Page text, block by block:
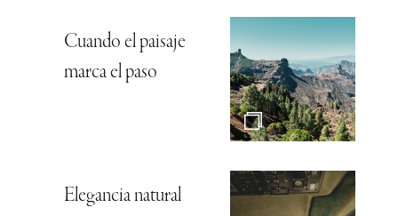
Cuando el paisaje
marca el paso
Elegancia natural